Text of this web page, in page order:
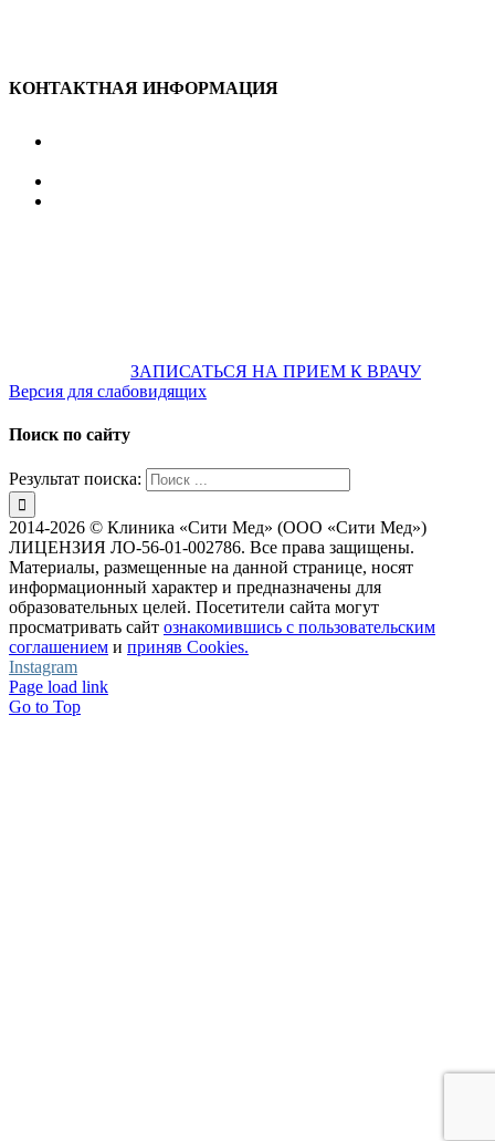
КОНТАКТНАЯ ИНФОРМАЦИЯ
ЗАПИСАТЬСЯ НА ПРИЕМ К ВРАЧУ
Версия для слабовидящих
Поиск по сайту
Результат поиска:
2014-2026 © Клиника «Сити Мед» (ООО «Сити Мед»)
ЛИЦЕНЗИЯ ЛО-56-01-002786. Все права защищены.
Материалы, размещенные на данной странице, носят
информационный характер и предназначены для
образовательных целей. Посетители сайта могут
просматривать сайт ознакомившись с пользовательским
соглашением и приняв Cookies.
Instagram
Page load link
Go to Top